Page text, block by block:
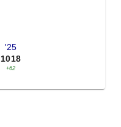
'25
1018
+62